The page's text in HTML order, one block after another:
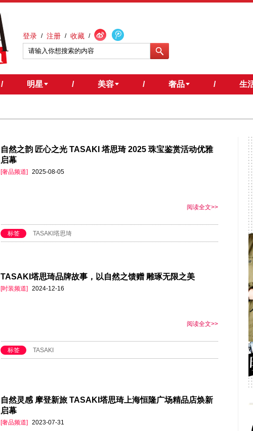
登录 / 注册 / 收藏 /
/ 明星 / 美容 / 奢品 / 生
自然之韵 匠心之光 TASAKI 塔思琦 2025 珠宝鉴赏活动优雅
启幕
[奢品频道] 2025-08-05
阅读全文>>
标签 TASAKI塔思琦
TASAKI塔思琦品牌故事，以自然之馈赠 雕琢无限之美
[时装频道] 2024-12-16
阅读全文>>
标签 TASAKI
自然灵感 摩登新旅 TASAKI塔思琦上海恒隆广场精品店焕新
启幕
[奢品频道] 2023-07-31